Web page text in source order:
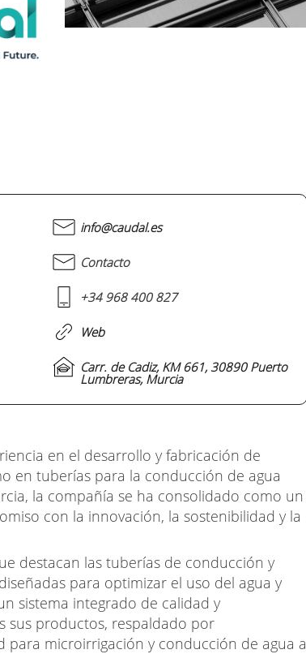
info@caudal.es
Contacto
+34 968 400 827
Web
Carr. de Cadiz, KM 661, 30890 Puerto
Lumbreras, Murcia
en el desarrollo y fabricación de
en tuberías para la conducción de agua
la compañía se ha consolidado como un
con la innovación, la sostenibilidad y la
destacan las tuberías de conducción y
para optimizar el uso del agua y
sistema integrado de calidad y
sus productos, respaldado por
microirrigación y conducción de agua a